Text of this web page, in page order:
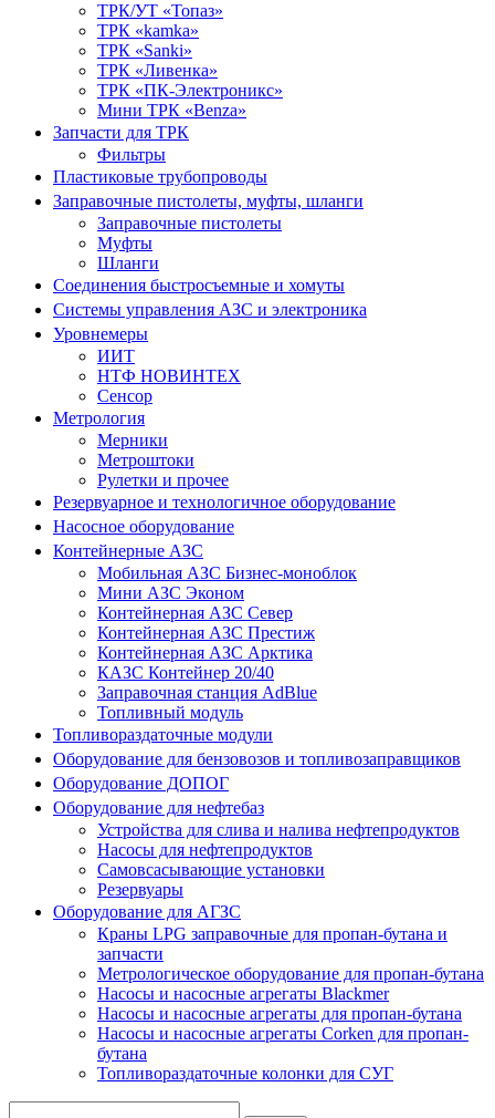
ТРК/УТ «Топаз»
ТРК «kamka»
ТРК «Sanki»
ТРК «Ливенка»
ТРК «ПК-Электроникс»
Мини ТРК «Benza»
Запчасти для ТРК
Фильтры
Пластиковые трубопроводы
Заправочные пистолеты, муфты, шланги
Заправочные пистолеты
Муфты
Шланги
Соединения быстросъемные и хомуты
Системы управления АЗС и электроника
Уровнемеры
ИИТ
НТФ НОВИНТЕХ
Сенсор
Метрология
Мерники
Метроштоки
Рулетки и прочее
Резервуарное и технологичное оборудование
Насосное оборудование
Контейнерные АЗС
Мобильная АЗС Бизнес-моноблок
Мини АЗС Эконом
Контейнерная АЗС Север
Контейнерная АЗС Престиж
Контейнерная АЗС Арктика
КАЗС Контейнер 20/40
Заправочная станция AdBlue
Топливный модуль
Топливораздаточные модули
Оборудование для бензовозов и топливозаправщиков
Оборудование ДОПОГ
Оборудование для нефтебаз
Устройства для слива и налива нефтепродуктов
Насосы для нефтепродуктов
Самовсасывающие установки
Резервуары
Оборудование для АГЗС
Краны LPG заправочные для пропан-бутана и
запчасти
Метрологическое оборудование для пропан-бутана
Насосы и насосные агрегаты Blackmer
Насосы и насосные агрегаты для пропан-бутана
Насосы и насосные агрегаты Corken для пропан-
бутана
Топливораздаточные колонки для СУГ